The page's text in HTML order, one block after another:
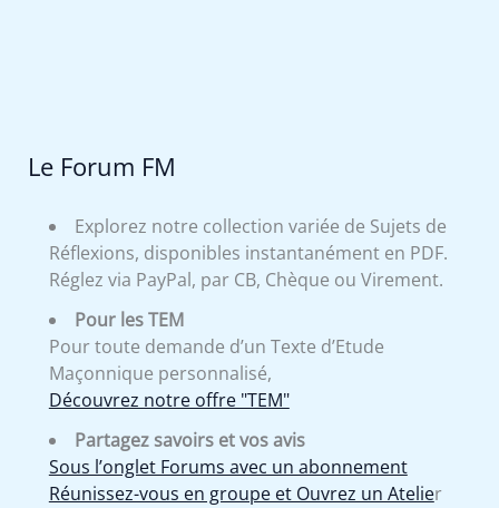
Le Forum FM
Explorez notre collection variée de Sujets de
Réflexions, disponibles instantanément en PDF.
Réglez via PayPal, par CB, Chèque ou Virement.
Pour les TEM
Pour toute demande d’un Texte d’Etude
Maçonnique personnalisé,
Découvrez notre offre "TEM"
Partagez savoirs et vos avis
Sous l’onglet Forums avec un abonnement
Réunissez-vous en groupe et Ouvrez un Atelier